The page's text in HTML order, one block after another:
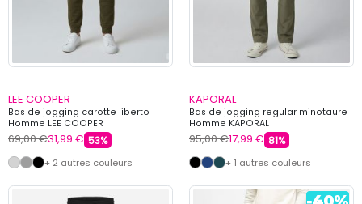
LEE COOPER
Bas de jogging carotte liberto
Homme LEE COOPER
69,00 €31,99 € 53%
+ 2 autres couleurs
KAPORAL
Bas de jogging regular minotaure
Homme KAPORAL
95,00 €17,99 € 81%
+ 1 autres couleurs